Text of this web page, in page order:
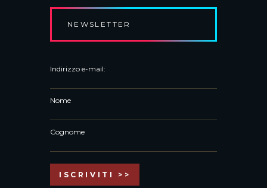
NEWSLETTER
Indirizzo e-mail:
Nome
Cognome